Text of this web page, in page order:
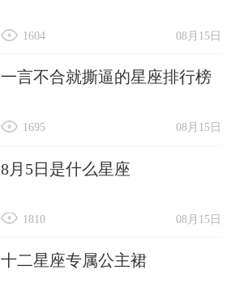
08月15日
1604
一言不合就撕逼的星座排行榜
08月15日
1695
8月5日是什么星座
08月15日
1810
十二星座专属公主裙